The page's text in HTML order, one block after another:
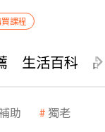
課程
生活百科
助 獨老